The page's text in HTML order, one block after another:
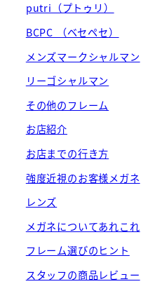
putri（プトゥリ）
BCPC （ベセペセ）
メンズマークシャルマン
リーゴシャルマン
その他のフレーム
お店紹介
お店までの行き方
強度近視のお客様メガネ
レンズ
メガネについてあれこれ
フレーム選びのヒント
スタッフの商品レビュー